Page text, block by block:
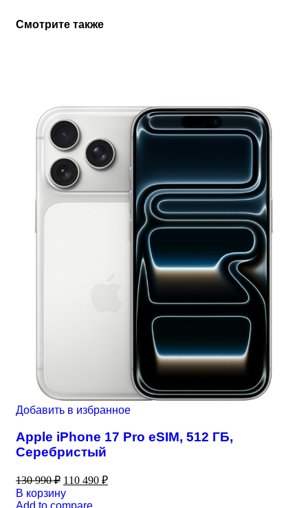
Смотрите также
Добавить в избранное
Apple iPhone 17 Pro eSIM, 512 ГБ,
Серебристый
130 990₽ 110 490 ₽
В корзину